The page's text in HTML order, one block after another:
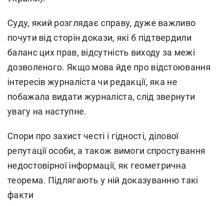
Суду, який розглядає справу, дуже важливо
почути від сторін докази, які б підтвердили
баланс цих прав, відсутність виходу за межі
дозволеного. Якщо мова йде про відстоювання
інтересів журналіста чи редакції, яка не
побажала видати журналіста, слід звернути
увагу на наступне.
Спори про захист честі і гідності, ділової
репутації особи, а також вимоги спростування
недостовірної інформації, як геометрична
теорема. Підлягають у ній доказуванню такі
факти